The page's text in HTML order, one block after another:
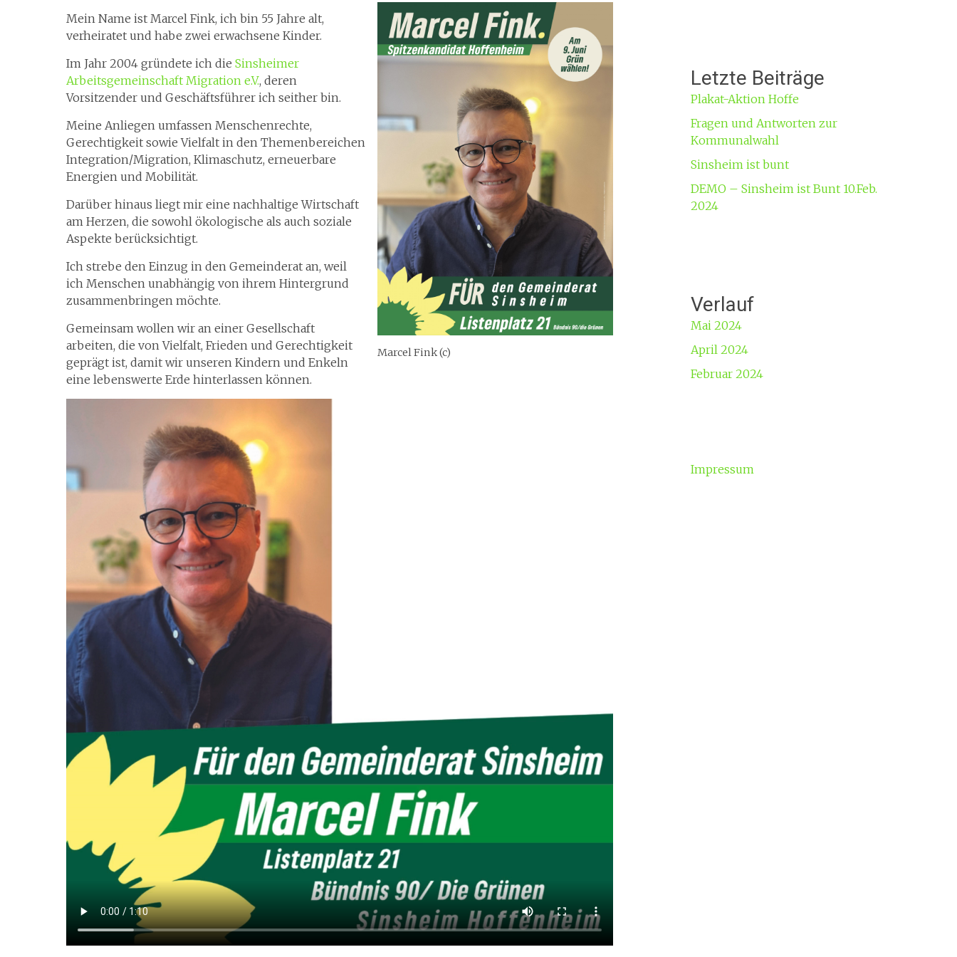
Marcel Fink (c)
Mein Name ist Marcel Fink, ich bin 55 Jahre alt,
verheiratet und habe zwei erwachsene Kinder.
Im Jahr 2004 gründete ich die Sinsheimer
Arbeitsgemeinschaft Migration e.V., deren
Vorsitzender und Geschäftsführer ich seither bin.
Meine Anliegen umfassen Menschenrechte,
Gerechtigkeit sowie Vielfalt in den Themenbereichen
Integration/Migration, Klimaschutz, erneuerbare
Energien und Mobilität.
Darüber hinaus liegt mir eine nachhaltige Wirtschaft
am Herzen, die sowohl ökologische als auch soziale
Aspekte berücksichtigt.
Ich strebe den Einzug in den Gemeinderat an, weil
ich Menschen unabhängig von ihrem Hintergrund
zusammenbringen möchte.
Gemeinsam wollen wir an einer Gesellschaft
arbeiten, die von Vielfalt, Frieden und Gerechtigkeit
geprägt ist, damit wir unseren Kindern und Enkeln
eine lebenswerte Erde hinterlassen können.
Letzte Beiträge
Plakat-Aktion Hoffe
Fragen und Antworten zur
Kommunalwahl
Sinsheim ist bunt
DEMO – Sinsheim ist Bunt 10.Feb.
2024
Verlauf
Mai 2024
April 2024
Februar 2024
Impressum